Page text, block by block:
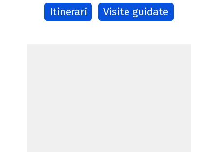
Itinerari Visite guidate